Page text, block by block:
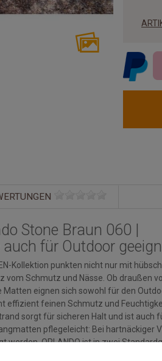
Stone Braun 060 |
für Outdoor
Kollektion punkten nicht nur mit
Schmutz und Nässe. Ob draußen
Matten eignen sich sowohl für den
effizient feinen Schmutz und
sorgt für sicheren Halt und ist auch
pflegeleicht: Bei hartnäckiger
werden. ORLANDO ist in zwei